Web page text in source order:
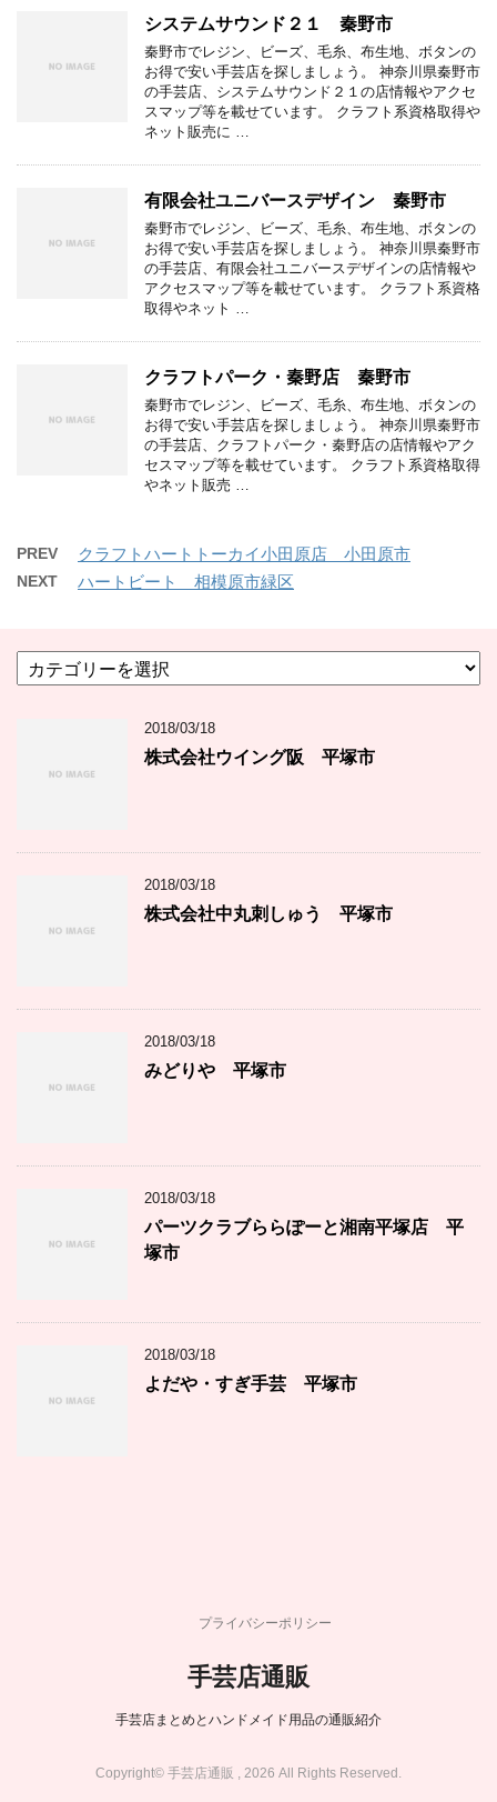
システムサウンド２１ 秦野市
秦野市でレジン、ビーズ、毛糸、布生地、ボタンの
お得で安い手芸店を探しましょう。 神奈川県秦野市
の手芸店、システムサウンド２１の店情報やアクセ
スマップ等を載せています。 クラフト系資格取得や
ネット販売に …
有限会社ユニバースデザイン 秦野市
秦野市でレジン、ビーズ、毛糸、布生地、ボタンの
お得で安い手芸店を探しましょう。 神奈川県秦野市
の手芸店、有限会社ユニバースデザインの店情報や
アクセスマップ等を載せています。 クラフト系資格
取得やネット …
クラフトパーク・秦野店 秦野市
秦野市でレジン、ビーズ、毛糸、布生地、ボタンの
お得で安い手芸店を探しましょう。 神奈川県秦野市
の手芸店、クラフトパーク・秦野店の店情報やアク
セスマップ等を載せています。 クラフト系資格取得
やネット販売 …
PREV クラフトハートトーカイ小田原店 小田原市
NEXT ハートビート 相模原市緑区
テ
2018/03/18
株式会社ウイング阪 平塚市
2018/03/18
株式会社中丸刺しゅう 平塚市
2018/03/18
みどりや 平塚市
2018/03/18
パーツクラブららぽーと湘南平塚店 平
塚市
2018/03/18
よだや・すぎ手芸 平塚市
プライバシーポリシー
手芸店通販
手芸店まとめとハンドメイド用品の通販紹介
Copyright© 手芸店通販 , 2026 All Rights Reserved.